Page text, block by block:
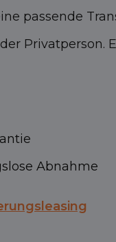
passende
Privatperson.
Abnahme